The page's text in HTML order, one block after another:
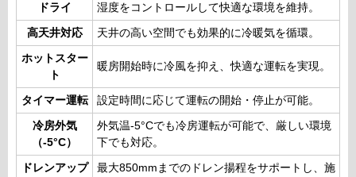
ドライ 湿度をコントロールして快適な環境を維持。
高天井対応 天井の高い空間でも効果的に冷暖気を循環。
ホットスター
ト
暖房開始時に冷風を抑え、快適な運転を実現。
タイマー運転 設定時間に応じて運転の開始・停止が可能。
冷房外気
（-5°C）
外気温-5°Cでも冷房運転が可能で、厳しい環境
下でも対応。
ドレンアップ
最大850mmまでのドレン揚程をサポートし、施